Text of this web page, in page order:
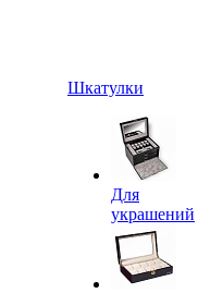
Шкатулки
Для
украшений